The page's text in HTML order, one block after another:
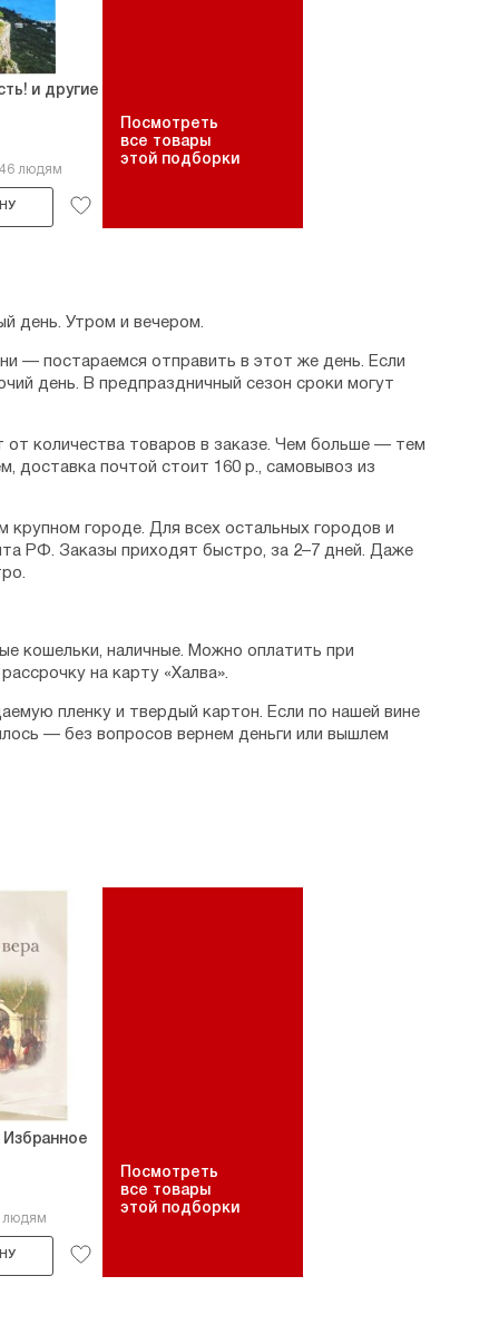
и другие
людям
Посмотреть
все товары
этой подборки
день. Утром и вечером.
— постараемся отправить в этот же день. Если
день. В предпраздничный сезон сроки могут
от количества товаров в заказе. Чем больше — тем
доставка почтой стоит 160 р., самовывоз из
крупном городе. Для всех остальных городов и
РФ. Заказы приходят быстро, за 2–7 дней. Даже
кошельки, наличные. Можно оплатить при
на карту «Халва».
пленку и твердый картон. Если по нашей вине
— без вопросов вернем деньги или вышлем
людям
Посмотреть
все товары
этой подборки